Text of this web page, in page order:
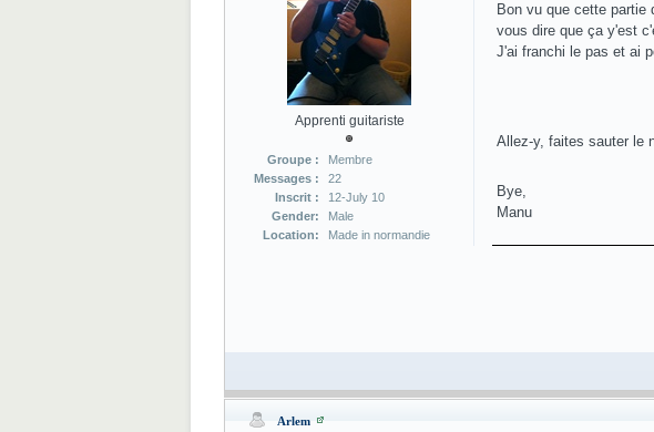
Apprenti guitariste
Groupe :
Membre
Messages :
22
Inscrit :
12-July 10
Gender:
Male
Location:
Made in normandie
Bon vu que cette partie
vous dire que ça y'est
J'ai franchi le pas et ai
Allez-y, faites sauter le
Bye,
Manu
Arlem